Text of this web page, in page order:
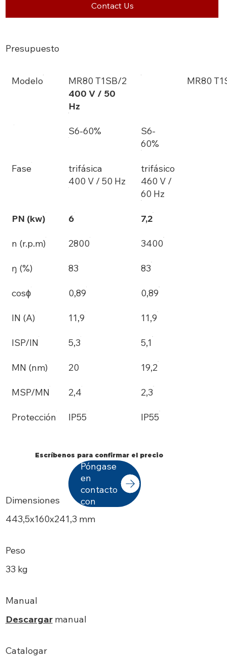
Contact Us
Presupuesto
Modelo
MR80 T1SB/2
400 V / 50
Hz
MR80
S6-60%
S6-
60%
Fase
trifásica
400 V / 50 Hz
trifásico
460 V /
60 Hz
PN (kw) 6 7,2
n (r.p.m) 2800 3400
ŋ (%) 83 83
cosϕ 0,89 0,89
IN (A) 11,9 11,9
ISP/IN 5,3 5,1
MN (nm) 20 19,2
MSP/MN 2,4 2,3
Protección IP55 IP55
Dimensiones
443,5x160x241,3 mm
Peso
33 kg
Manual
Descargarmanual
Catalogar
Escríbenos para confirmar el precio
Póngase
en
contacto
con